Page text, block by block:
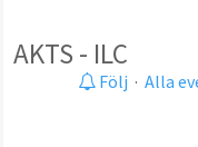
AKTS - ILC
Följ · Alla